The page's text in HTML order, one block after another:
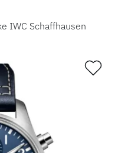
IWC Schaffhausen